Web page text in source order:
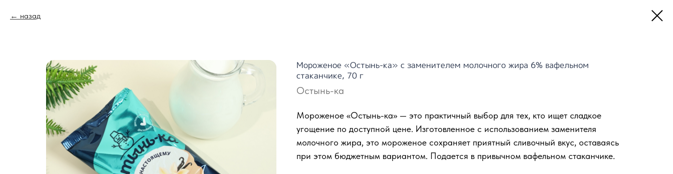
назад
Мороженое «Остынь-ка» с заменителем молочного жира 6% вафельном
стаканчике, 70 г
Остынь-ка
Мороженое «Остынь-ка» — это практичный выбор для тех, кто ищет сладкое
угощение по доступной цене. Изготовленное с использованием заменителя
молочного жира, это мороженое сохраняет приятный сливочный вкус, оставаясь
при этом бюджетным вариантом. Подается в привычном вафельном стаканчике.